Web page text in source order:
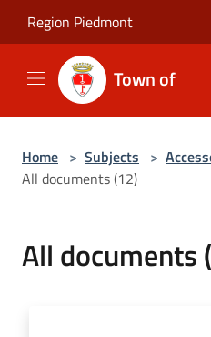
Region Piedmont
Town of
Home > Subjects >
All documents (12)
All documents